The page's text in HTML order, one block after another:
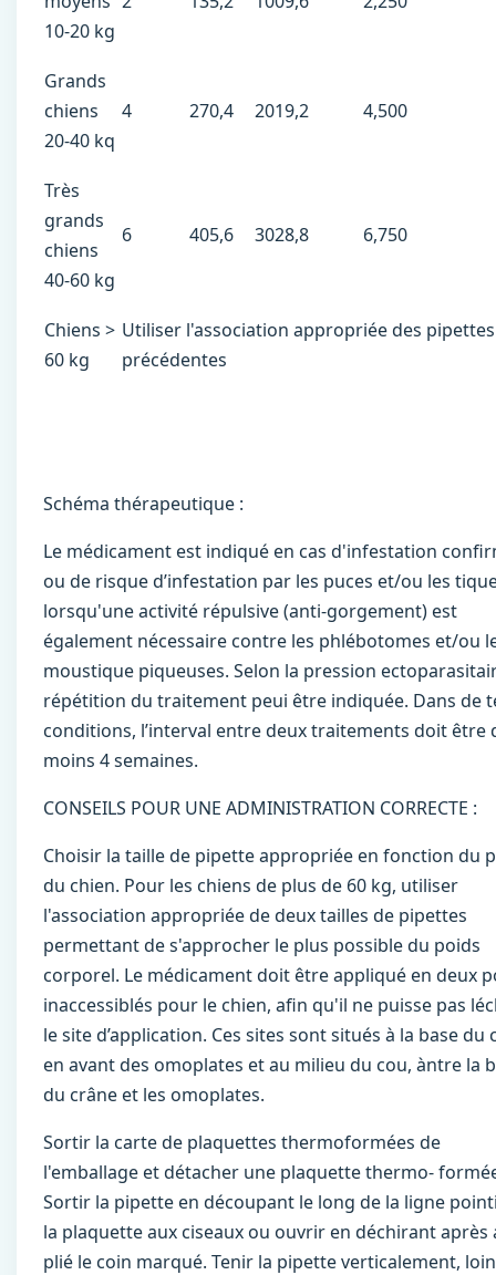
10-20 kg
Grands
chiens
20-40 kq
4 270,4 2019,2 4,500
Très
grands
chiens
40-60 kg
6 405,6 3028,8 6,750
Chiens >
60 kg
Utiliser l'association appropriée des pipettes
précédentes
Schéma thérapeutique :
Le médicament est indiqué en cas d'infestation
ou de risque d’infestation par les puces et/ou les
lorsqu'une activité répulsive (anti-gorgement) est
également nécessaire contre les phlébotomes et/ou
moustique piqueuses. Selon la pression
répétition du traitement peui être indiquée. Dans de
conditions, l’interval entre deux traitements doit être
moins 4 semaines.
CONSEILS POUR UNE ADMINISTRATION CORRECTE :
Choisir la taille de pipette appropriée en fonction du
du chien. Pour les chiens de plus de 60 kg, utiliser
l'association appropriée de deux tailles de pipettes
permettant de s'approcher le plus possible du poids
corporel. Le médicament doit être appliqué en deux
inaccessiblés pour le chien, aﬁn qu'il ne puisse pas
le site d’application. Ces sites sont situés à la base du
en avant des omoplates et au milieu du cou, àntre la
du crâne et les omoplates.
Sortir la carte de plaquettes thermoformées de
l'emballage et détacher une plaquette thermo-
Sortir la pipette en découpant le long de la ligne
la plaquette aux ciseaux ou ouvrir en déchirant après
plié le coin marqué. Tenir la pipette verticalement,